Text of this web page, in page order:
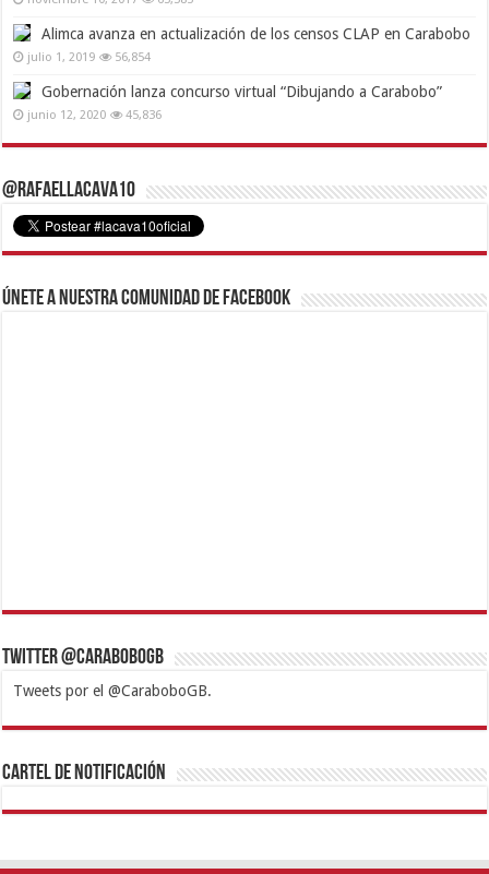
Alimca avanza en actualización de los censos CLAP en Carabobo
julio 1, 2019 56,854
Gobernación lanza concurso virtual “Dibujando a Carabobo”
junio 12, 2020 45,836
@RafaelLacava10
Únete a nuestra comunidad de Facebook
Twitter @CaraboboGB
Tweets por el @CaraboboGB.
1xbetBetturkeyBetistKralbetSupertotobetTipobetMatadorbetMariobet
https://mvbcasino.com/
Cartel de Notificación